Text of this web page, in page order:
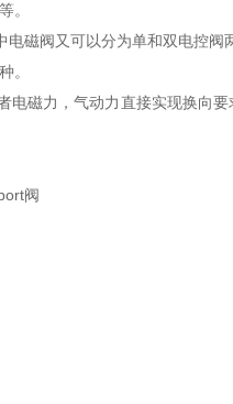
。
磁阀又可以分为单和双电控
。
磁力，气动力直接实现换向
阀